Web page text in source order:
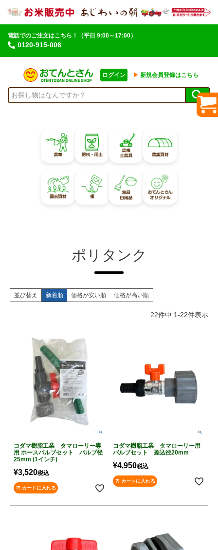
電話でのご注文はこちら！
0120-915-006
（平日 9:00～17:00）
ログイン ▶︎ 新規会員登録はこちら
ポリタンク
並び替え 新着順 価格が安い順 価格が高い順
22件中 1-22件表示
コダマ樹脂工業 タマローリー専
用 ホースバルブセット バルブ径
25mm (1インチ)
¥3,520税込
カートに入れる
コダマ樹脂工業 タマローリー用
バルブセット 差込径20mm
¥4,950税込
カートに入れる